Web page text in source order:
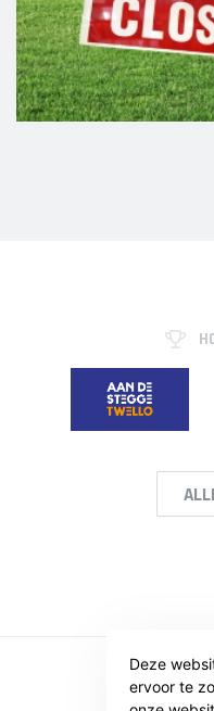
Deze
ervoor te
© SV